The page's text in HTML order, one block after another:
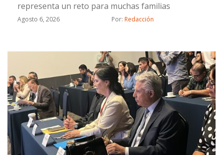
representa un reto para muchas familias
Agosto 6, 2026 Por: Redacción